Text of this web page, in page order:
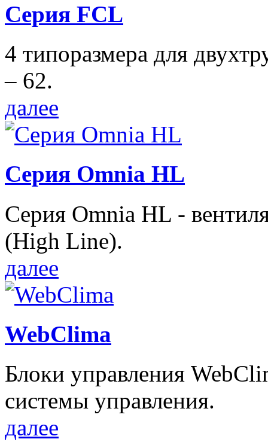
Серия FCL
4 типоразмера для
– 62.
далее
Серия Omnia HL
Серия Omnia HL -
(High Line).
далее
WebClima
Блоки упрaвлeния
системы управления.
далее